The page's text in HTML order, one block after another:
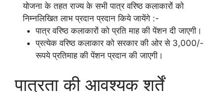
योजना के तहत राज्य के सभी पात्र वरिष्ठ कलाकारों को
निम्नलिखित लाभ प्रदान प्रदान किये जायेंगे :-
पात्र वरिष्ठ कलाकारों को प्रति माह की पेंशन दी जाएगी।
प्रत्येक वरिष्ठ कलाकार को सरकार की ओर से 3,000/-
रूपये प्रतिमाह की पेंशन प्रदान की जाएगी।
पात्रता की आवश्यक शर्तें